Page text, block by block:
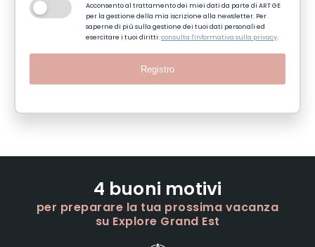
Acconsento al trattamento dei miei dati da parte di ART GE
per la gestione della mia iscrizione alla newsletter. Per
saperne di più sulla gestione dei tuoi dati personali ed
esercitare i tuoi diritti:consulta l'informativa sulla privacy.
Registro
4 buoni motivi
per preparare la tua prossima vacanza
su Explore Grand Est